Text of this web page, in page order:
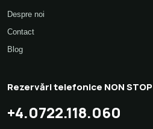
Despre noi
Contact
Blog
Rezervări telefonice NON STOP
+4.0722.118.060